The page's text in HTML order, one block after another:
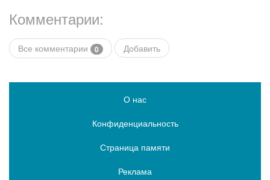
Комментарии:
Все комментарии 0 Добавить
О нас
Конфиденциальность
Страница памяти
Реклама